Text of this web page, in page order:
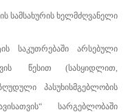
სამსახურის ხელმძღვანელი
საკუთრებაში
არსებული
წესით (სასყიდლით,
პასუხისმგებლობის
სარგებლობაში